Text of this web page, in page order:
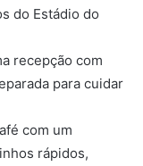
do Estádio do
recepção com
para cuidar
com um
rápidos,